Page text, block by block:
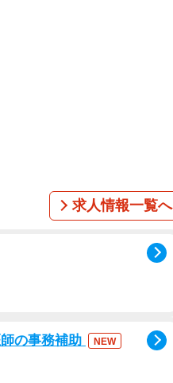
求人情報一覧へ
の事務補助 NEW